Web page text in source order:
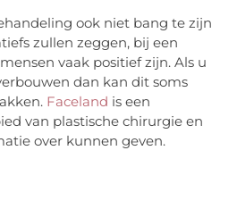
ook niet bang te zijn
zullen zeggen, bij een
vaak positief zijn. Als u
dan kan dit soms
Faceland is een
van plastische chirurgie en
over kunnen geven.